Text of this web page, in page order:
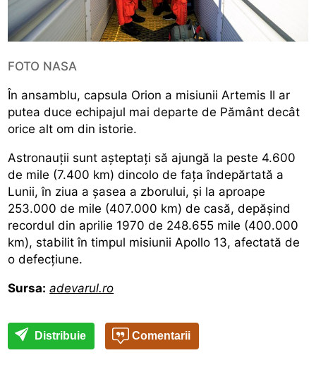
FOTO NASA
În ansamblu, capsula Orion a misiunii Artemis II ar
putea duce echipajul mai departe de Pământ decât
orice alt om din istorie.
Astronauții sunt așteptați să ajungă la peste 4.600
de mile (7.400 km) dincolo de fața îndepărtată a
Lunii, în ziua a șasea a zborului, și la aproape
253.000 de mile (407.000 km) de casă, depășind
recordul din aprilie 1970 de 248.655 mile (400.000
km), stabilit în timpul misiunii Apollo 13, afectată de
o defecțiune.
Sursa: adevarul.ro
Distribuie Comentarii